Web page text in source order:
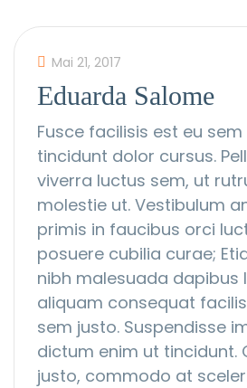
Mai 21, 2017
Eduarda Salome
Fusce facilisis est eu
tincidunt dolor cursus.
viverra luctus sem, ut
molestie ut. Vestibulum
primis in faucibus orci
posuere cubilia curae;
nibh malesuada dapibus
aliquam consequat
sem justo. Suspendisse
dictum enim ut tincidunt.
justo, commodo at